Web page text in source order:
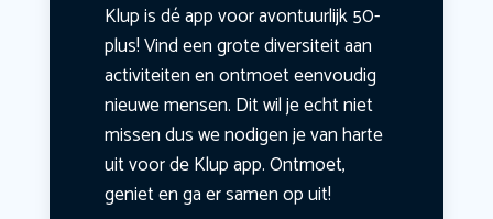
Klup is dé app voor avontuurlijk 50-
plus! Vind een grote diversiteit aan
activiteiten en ontmoet eenvoudig
nieuwe mensen. Dit wil je echt niet
missen dus we nodigen je van harte
uit voor de Klup app. Ontmoet,
geniet en ga er samen op uit!